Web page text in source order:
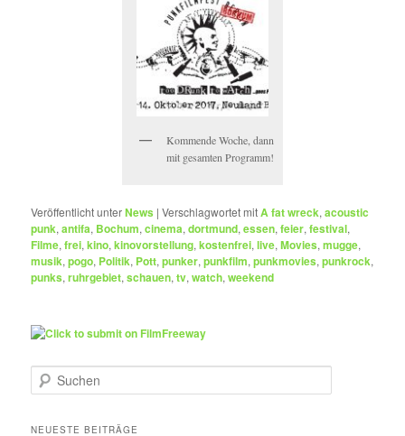
Kommende Woche, dann
mit gesamten Programm!
Veröffentlicht unterNews |Verschlagwortet mitA fat wreck,acoustic
punk,antifa, Bochum,cinema,dortmund,essen,feier,festival,
Filme,frei,kino,kinovorstellung,kostenfrei,live,Movies,mugge,
musik,pogo, Politik, Pott,punker,punkfilm,punkmovies,punkrock,
punks,ruhrgebiet,schauen,tv,watch,weekend
u
h
NEUESTE BEITRÄGE